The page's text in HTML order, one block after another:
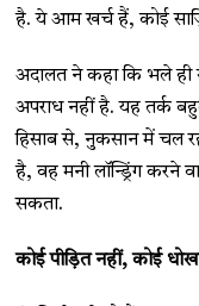
है. ये आम खर्च हैं, कोई
अदालत ने कहा कि भले ही
अपराध नहीं है. यह तर्क
हिसाब से, नुकसान में चल
है, वह मनी लॉन्ड्रिंग करने
सकता.
कोई पीड़ित नहीं, कोई